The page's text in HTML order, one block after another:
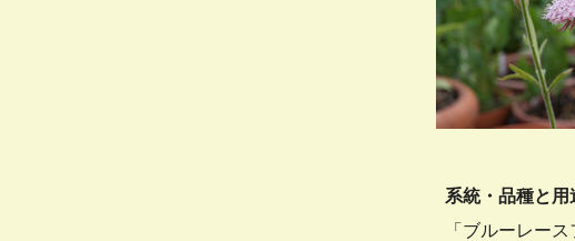
系統・品種と用
「ブルーレー